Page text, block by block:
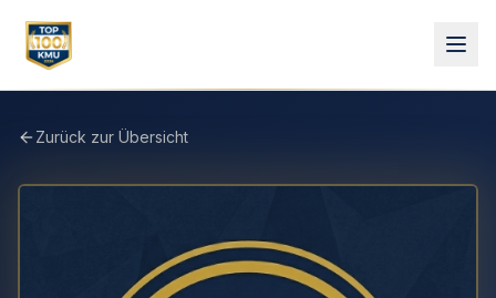
Zurück zur Übersicht